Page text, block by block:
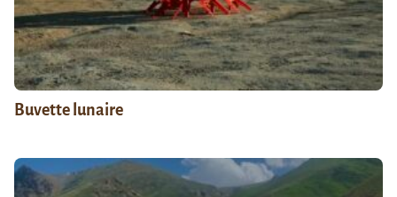
Buvette lunaire